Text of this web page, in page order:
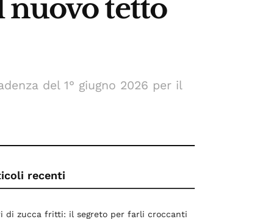
nuovo tetto
del 1° giugno 2026 per il
recenti
di zucca fritti: il segreto per farli croccanti